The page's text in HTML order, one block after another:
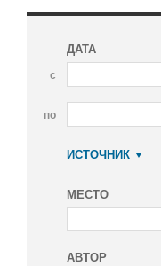
ДАТА
с
по
ИСТОЧНИК
МЕСТО
АВТОР